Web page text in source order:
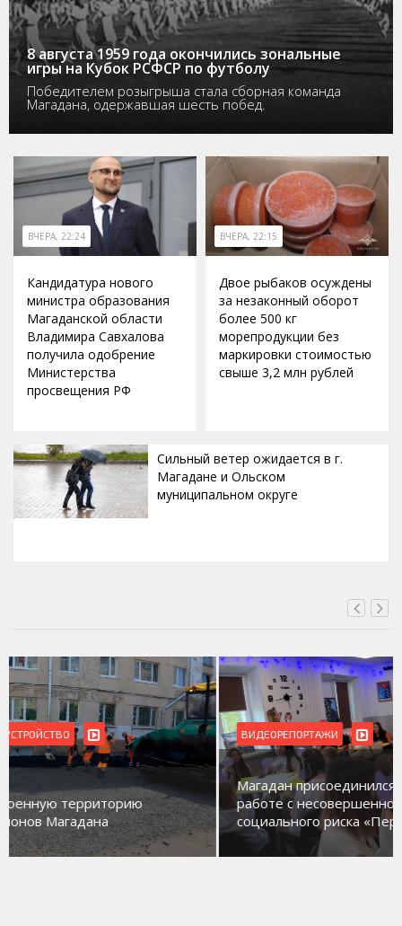
8 августа 1959 года окончились зональные
игры на Кубок РСФСР по футболу
Победителем розыгрыша стала сборная команда
Магадана, одержавшая шесть побед.
ВЧЕРА, 22:24
Кандидатура нового
министра образования
Магаданской области
Владимира Савхалова
получила одобрение
Министерства
просвещения РФ
ВЧЕРА, 22:15
Двое рыбаков осуждены
за незаконный оборот
более 500 кг
морепродукции без
маркировки стоимостью
свыше 3,2 млн рублей
Сильный ветер ожидается в г.
Магадане и Ольском
муниципальном округе
ВИДЕОРЕПОРТАЖИ
Магадан присоединился к пилотному проекту по
работе с несовершеннолетними из групп
социального риска «Переправа»